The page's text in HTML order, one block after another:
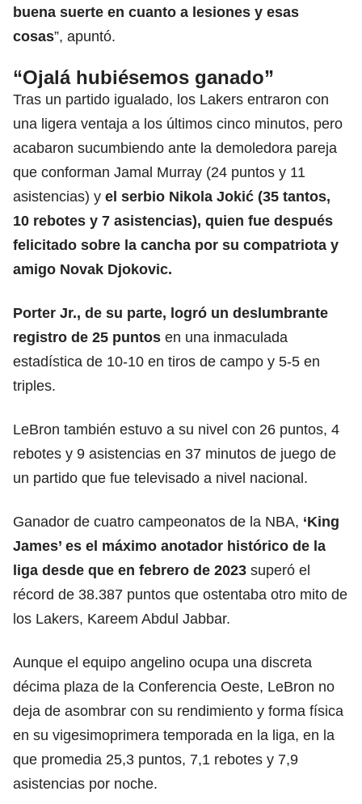
buena suerte en cuanto a lesiones y esas
cosas”, apuntó.
“Ojalá hubiésemos ganado”
Tras un partido igualado, los Lakers entraron con
una ligera ventaja a los últimos cinco minutos, pero
acabaron sucumbiendo ante la demoledora pareja
que conforman Jamal Murray (24 puntos y 11
asistencias) y el serbio Nikola Jokić (35 tantos,
10 rebotes y 7 asistencias), quien fue después
felicitado sobre la cancha por su compatriota y
amigo Novak Djokovic.
Porter Jr., de su parte, logró un deslumbrante
registro de 25 puntos en una inmaculada
estadística de 10-10 en tiros de campo y 5-5 en
triples.
LeBron también estuvo a su nivel con 26 puntos, 4
rebotes y 9 asistencias en 37 minutos de juego de
un partido que fue televisado a nivel nacional.
Ganador de cuatro campeonatos de la NBA, ‘King
James’ es el máximo anotador histórico de la
liga desde que en febrero de 2023 superó el
récord de 38.387 puntos que ostentaba otro mito de
los Lakers, Kareem Abdul Jabbar.
Aunque el equipo angelino ocupa una discreta
décima plaza de la Conferencia Oeste, LeBron no
deja de asombrar con su rendimiento y forma física
en su vigesimoprimera temporada en la liga, en la
que promedia 25,3 puntos, 7,1 rebotes y 7,9
asistencias por noche.